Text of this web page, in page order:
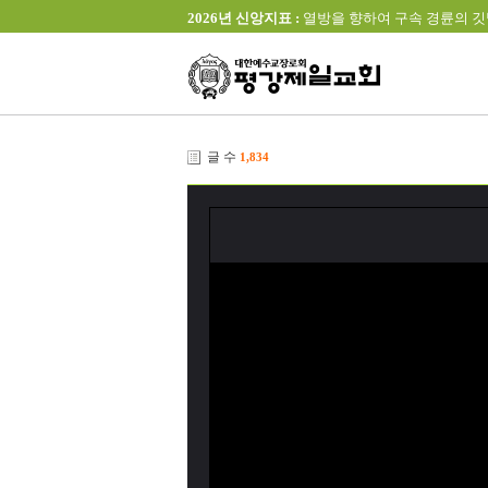
2026년 신앙지표 : 열방을 향하여 구속 경륜의
글 수 1,834